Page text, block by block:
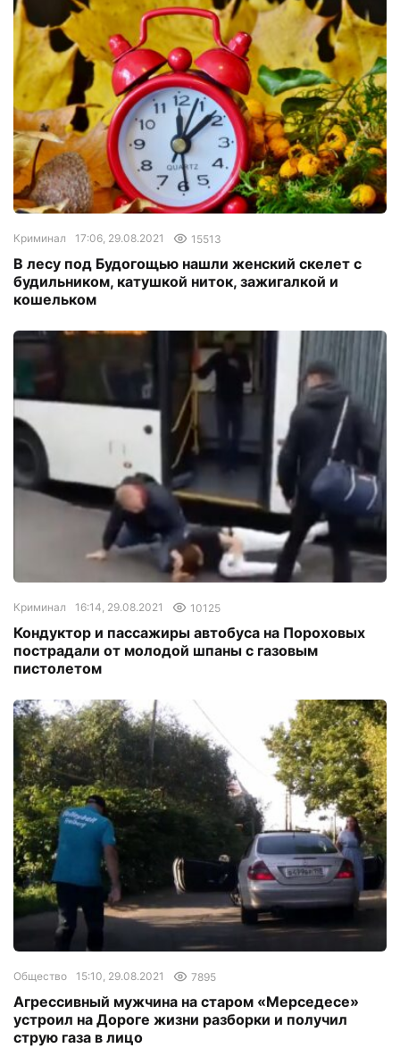
Криминал 17:06, 29.08.2021 15513
В лесу под Будогощью нашли женский скелет с
будильником, катушкой ниток, зажигалкой и
кошельком
Криминал 16:14, 29.08.2021 10125
Кондуктор и пассажиры автобуса на Пороховых
пострадали от молодой шпаны с газовым
пистолетом
Общество 15:10, 29.08.2021 7895
Агрессивный мужчина на старом «Мерседесе»
устроил на Дороге жизни разборки и получил
струю газа в лицо